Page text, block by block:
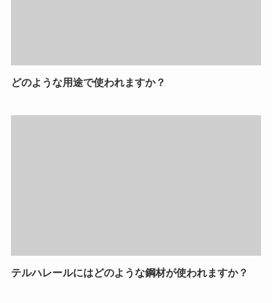
どのような用途で使われますか？
テルハレールにはどのような鋼材が使われますか？